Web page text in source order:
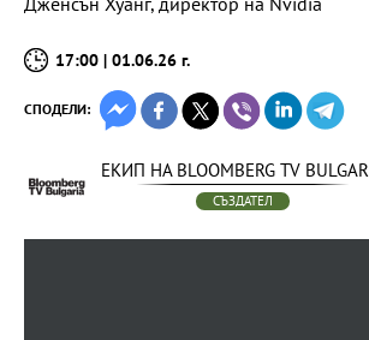
17:00 | 01.06.26 г.
СПОДЕЛИ:
ЕКИП НА BLOOMBERG TV
СЪЗДАТЕЛ